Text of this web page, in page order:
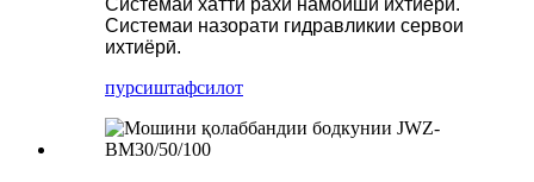
Системаи хатти рахи намоиши ихтиёрӣ.
Системаи назорати гидравликии сервои
ихтиёрӣ.
пурсиштафсилот